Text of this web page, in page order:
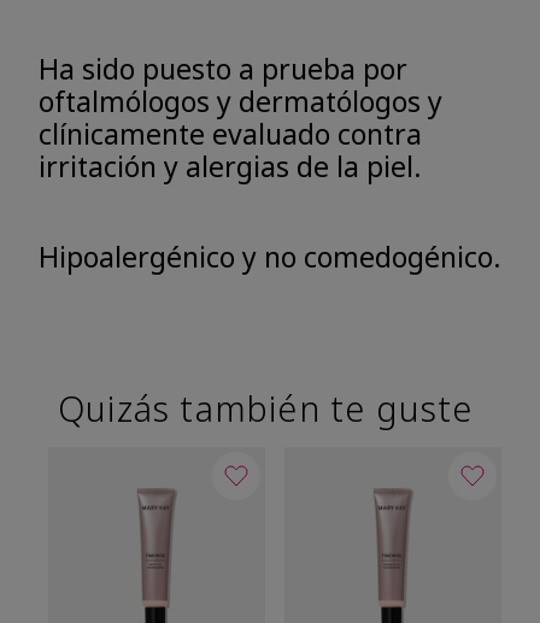
Ha sido puesto a prueba por
oftalmólogos y dermatólogos y
clínicamente evaluado contra
irritación y alergias de la piel.
Hipoalergénico y no comedogénico.
Quizás también te guste